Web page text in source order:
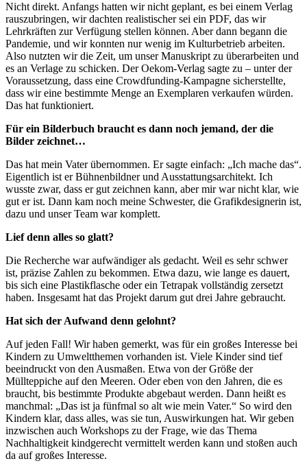
Nicht direkt. Anfangs hatten wir nicht geplant, es bei einem Verlag
rauszubringen, wir dachten realistischer sei ein PDF, das wir
Lehrkräften zur Verfügung stellen können. Aber dann begann die
Pandemie, und wir konnten nur wenig im Kulturbetrieb arbeiten.
Also nutzten wir die Zeit, um unser Manuskript zu überarbeiten und
es an Verlage zu schicken. Der Oekom-Verlag sagte zu – unter der
Voraussetzung, dass eine Crowdfunding-Kampagne sicherstellte,
dass wir eine bestimmte Menge an Exemplaren verkaufen würden.
Das hat funktioniert.
Für ein Bilderbuch braucht es dann noch jemand, der die
Bilder zeichnet…
Das hat mein Vater übernommen. Er sagte einfach: „Ich mache das“.
Eigentlich ist er Bühnenbildner und Ausstattungsarchitekt. Ich
wusste zwar, dass er gut zeichnen kann, aber mir war nicht klar, wie
gut er ist. Dann kam noch meine Schwester, die Grafikdesignerin ist,
dazu und unser Team war komplett.
Lief denn alles so glatt?
Die Recherche war aufwändiger als gedacht. Weil es sehr schwer
ist, präzise Zahlen zu bekommen. Etwa dazu, wie lange es dauert,
bis sich eine Plastikflasche oder ein Tetrapak vollständig zersetzt
haben. Insgesamt hat das Projekt darum gut drei Jahre gebraucht.
Hat sich der Aufwand denn gelohnt?
Auf jeden Fall! Wir haben gemerkt, was für ein großes Interesse bei
Kindern zu Umweltthemen vorhanden ist. Viele Kinder sind tief
beeindruckt von den Ausmaßen. Etwa von der Größe der
Müllteppiche auf den Meeren. Oder eben von den Jahren, die es
braucht, bis bestimmte Produkte abgebaut werden. Dann heißt es
manchmal: „Das ist ja fünfmal so alt wie mein Vater.“ So wird den
Kindern klar, dass alles, was sie tun, Auswirkungen hat. Wir geben
inzwischen auch Workshops zu der Frage, wie das Thema
Nachhaltigkeit kindgerecht vermittelt werden kann und stoßen auch
da auf großes Interesse.